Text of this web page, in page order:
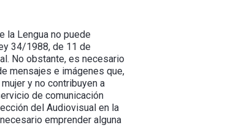
la Lengua no puede
34/1988, de 11 de
No obstante, es necesario
mensajes e imágenes que,
y no contribuyen a
de comunicación
del Audiovisual en la
emprender alguna